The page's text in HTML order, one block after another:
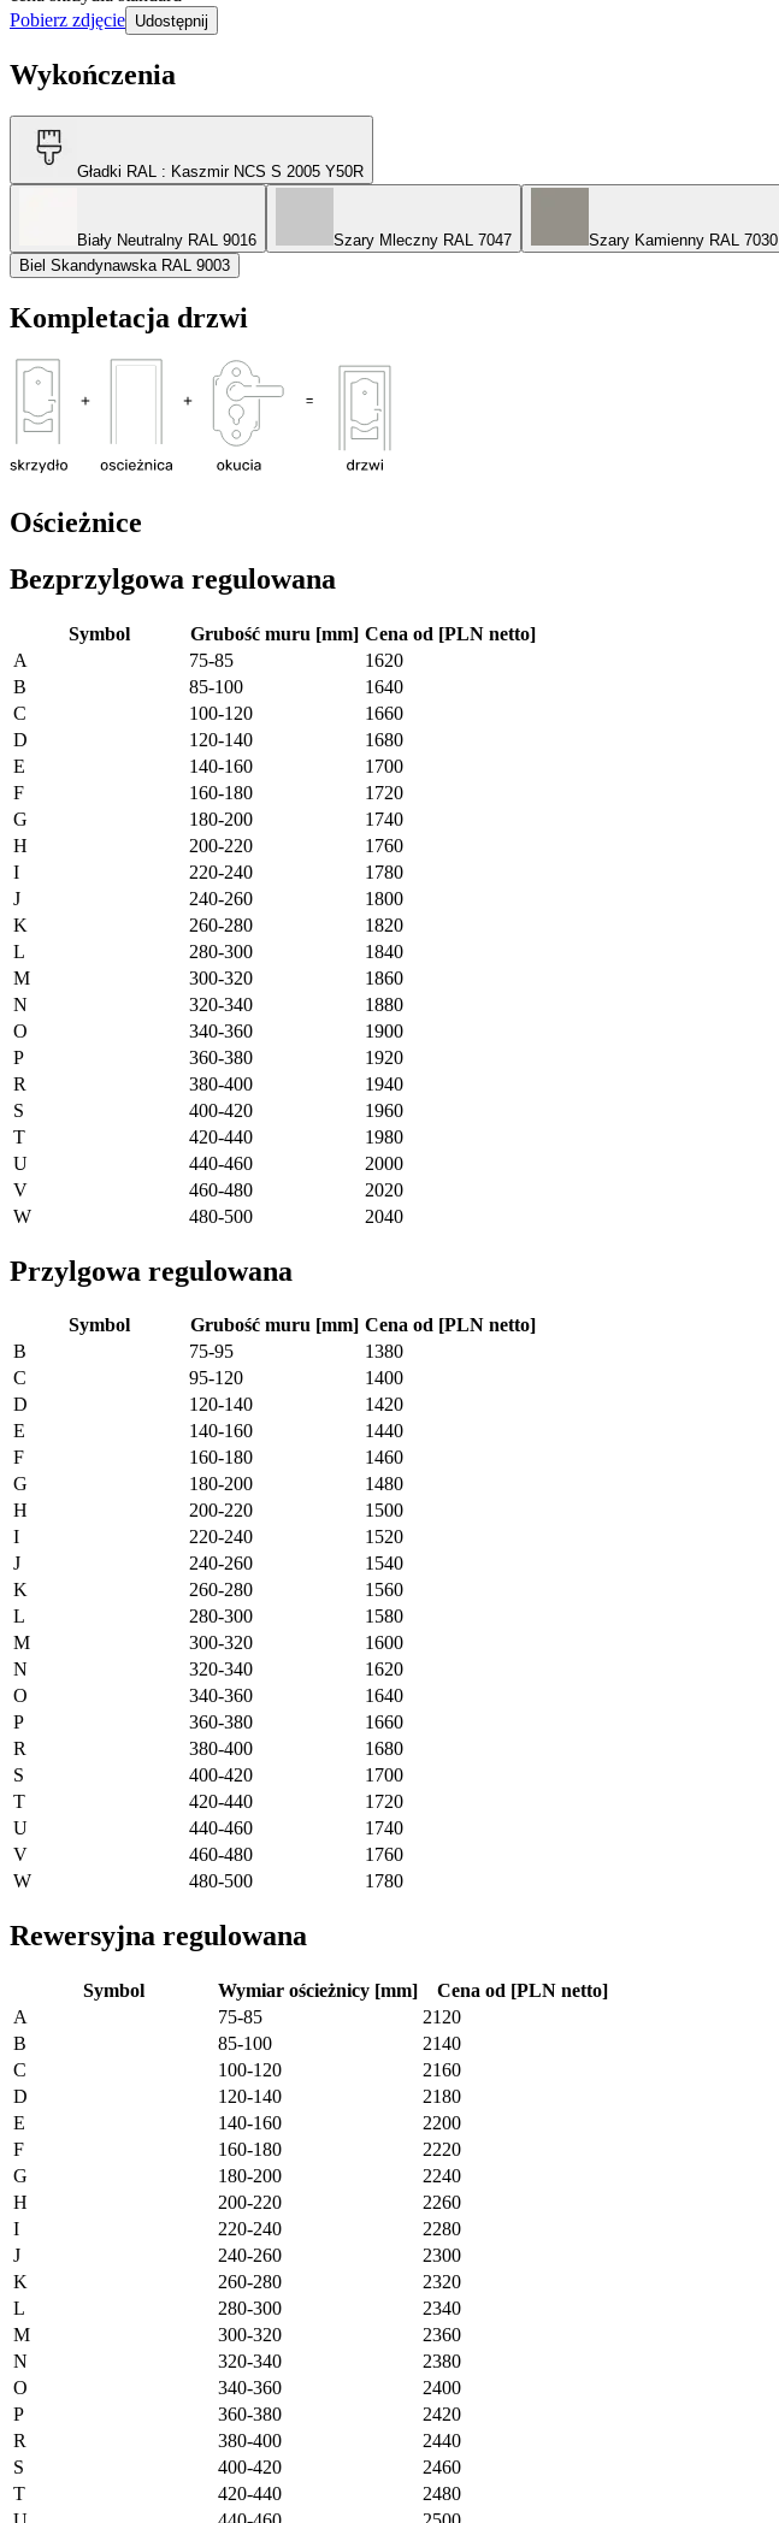
Pobierz zdjęcie Udostępnij
Wykończenia
Gładki RAL : Kaszmir NCS S 2005 Y50R
Biały Neutralny RAL 9016 Szary Mleczny RAL 7047 Szary Kamienny RAL 7030
Biel Skandynawska RAL 9003
Kompletacja drzwi
Ościeżnice
Bezprzylgowa regulowana
Symbol Grubość muru [mm] Cena od [PLN netto]
A
75-85
1620
B
85-100
1640
C
100-120
1660
D
120-140
1680
E
140-160
1700
F
160-180
1720
G
180-200
1740
H
200-220
1760
I
220-240
1780
J
240-260
1800
K
260-280
1820
L
280-300
1840
M
300-320
1860
N
320-340
1880
O
340-360
1900
P
360-380
1920
R
380-400
1940
S
400-420
1960
T
420-440
1980
U
440-460
2000
V
460-480
2020
W
480-500 2040
Przylgowa regulowana
Symbol Grubość muru [mm] Cena od [PLN netto]
B
75-95
1380
C
95-120
1400
D
120-140
1420
E
140-160
1440
F
160-180
1460
G
180-200
1480
H
200-220
1500
I
220-240
1520
J
240-260
1540
K
260-280
1560
L
280-300
1580
M
300-320
1600
N
320-340
1620
O
340-360
1640
P
360-380
1660
R
380-400
1680
S
400-420
1700
T
420-440
1720
U
440-460
1740
V
460-480
1760
W
480-500 1780
Rewersyjna regulowana
Symbol Wymiar ościeżnicy [mm]
Cena od [PLN netto]
A
75-85
2120
B
85-100
2140
C
100-120
2160
D
120-140
2180
E
140-160
2200
F
160-180
2220
G
180-200
2240
H
200-220
2260
I
220-240
2280
J
240-260
2300
K
260-280
2320
L
280-300
2340
M
300-320
2360
N
320-340
2380
O
340-360
2400
P
360-380
2420
R
380-400
2440
S
400-420
2460
T
420-440
2480